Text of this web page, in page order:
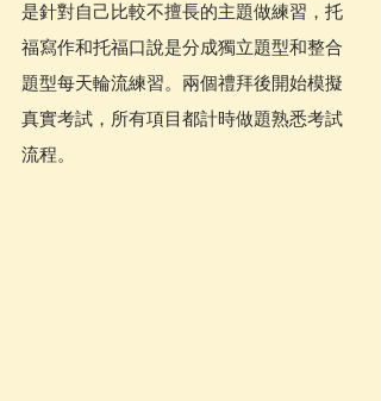
是針對自己比較不擅長的主題做練習，托
福寫作和托福口說是分成獨立題型和整合
題型每天輪流練習。兩個禮拜後開始模擬
真實考試，所有項目都計時做題熟悉考試
流程。